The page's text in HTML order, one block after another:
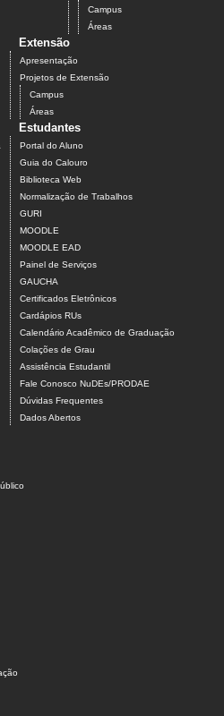
Campus
Áreas
Extensão
Apresentação
Projetos de Extensão
Campus
Áreas
Estudantes
Portal do Aluno
Guia do Calouro
Biblioteca Web
Normalização de Trabalhos
GURI
MOODLE
MOODLE EAD
Painel de Serviços
GAUCHA
Certificados Eletrônicos
Cardápios RUs
Calendário Acadêmico de Graduação
Colações de Grau
Assistência Estudantil
Fale Conosco NuDEs/PRODAE
Dúvidas Frequentes
Dados Abertos